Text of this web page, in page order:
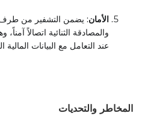
الأمان: يضمن التشفير من
والمصادقة الثنائية اتصالاً آمناً،
عند التعامل مع البيانات
المخاطر والتحديات